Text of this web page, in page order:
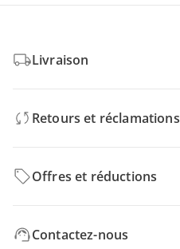
Livraison
Retours et réclamations
Offres et réductions
Contactez-nous